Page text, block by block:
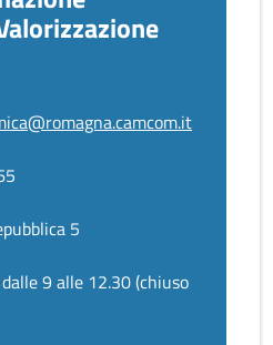
5
9 alle 12.30 (chiuso